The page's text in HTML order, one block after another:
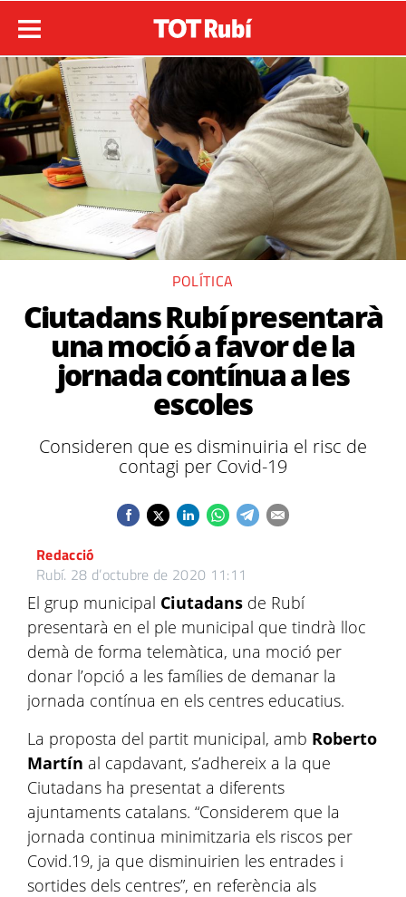
POLÍTICA
Ciutadans Rubí presentarà
una moció a favor de la
jornada contínua a les
escoles
Consideren que es disminuiria el risc de
contagi per Covid-19
Redacció
Rubí. 28 d’octubre de 2020 11:11
El grup municipal Ciutadans de Rubí
presentarà en el ple municipal que tindrà lloc
demà de forma telemàtica, una moció per
donar l’opció a les famílies de demanar la
jornada contínua en els centres educatius.
La proposta del partit municipal, amb Roberto
Martín al capdavant, s’adhereix a la que
Ciutadans ha presentat a diferents
ajuntaments catalans. “Considerem que la
jornada continua minimitzaria els riscos per
Covid.19, ja que disminuirien les entrades i
sortides dels centres”, en referència als